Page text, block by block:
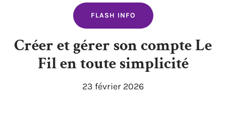
FLASH INFO
Créer et gérer son compte Le
Fil en toute simplicité
23 février 2026